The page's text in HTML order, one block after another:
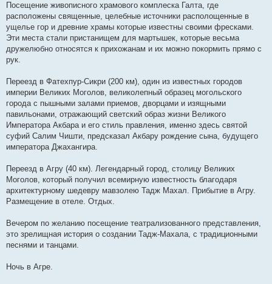
Посещение живописного храмового комплеска Галта, где
расположены священные, целебные источники располощенные в
ущелье гор и древние храмы которые известны своими фресками.
Эти места стали пристанищем для мартышек, которые весьма
дружелюбно относятся к прихожанам и их можно покормить прямо с
рук.
Переезд в Фатехпур-Сикри (200 км), один из известных городов
империи Великих Моголов, великолепный образец могольского
города с пышными залами приемов, дворцами и изящными
павильонами, отражающий светский образ жизни Великого
Императора Акбара и его стиль правления, именно здесь святой
суфий Салим Чишти, предсказал Акбару рождение сына, будущего
императора Джахангира.
Переезд в Агру (40 км). Легендарный город, столицу Великих
Моголов, который получил всемирную известность благодаря
архитектурному шедевру мавзолею Тадж Махал. Прибытие в Агру.
Размещение в отеле. Отдых.
Вечером по желанию посещение театрализованного представления,
это зрелищная история о создании Тадж-Махала, с традиционными
песнями и танцами.
Ночь в Агре.